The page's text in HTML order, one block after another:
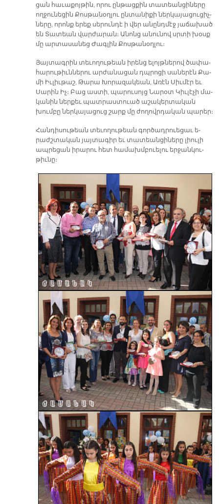
ցան հա­ւա­քոյ­թին, ո­րու ըն­թաց­քին տա­տեան­ցի­նե­րը
ող­ջու­նե­ցին Քոս­թա­նօղ­լու ըն­տա­նի­քի ներ­կա­յա­ցու­ցիչ­
նե­րը, ո­րոնք ե­րեք սե­րուն­դէ ի վեր ա­նընդ­մէջ յա­ճա­խած
են Տա­տեան վար­ժա­րան։ Ա­նոնց ա­նու­նով սրտի խօսք
մը ար­տա­սա­նեց Ժագ­լին Քոս­թա­նօղ­լու։
Յայ­տագ­րին տե­ւո­ղու­թեան ի­րենց ե­լոյթ­նե­րով ծա­փա­
հա­րու­թիւն­նե­րու ար­ժա­նա­ցան դպրո­ցի սա­նե­րէն Քա­
մի Իւ­լիւ­թաշ, Թա­րա Խո­րա­զա­կեան, Ա­ռէն Սիւ­մէր եւ
Սա­րին Իչ։ Բաց աս­տի, պա­րու­սոյց Նա­րօտ Կիւ­լէ­չի մա­
կա­նին ներ­քեւ պատ­րաս­տուած ա­շա­կեր­տա­կան
խում­բը ներ­կա­յա­ցուց շարք մը ժո­ղովր­դա­կան պա­րեր։
Հան­դի­սու­թեան տե­ւո­ղու­թեան գոր­ծադ­րուե­ցաւ ե­
րաժշ­տա­կան յայ­տա­գիր եւ տա­տեան­ցի­նե­րը լիու­լի
ապ­րե­ցան ի­րա­րու հետ հա­մախմ­բուե­լու եր­ջան­կու­
թիւ­նը։